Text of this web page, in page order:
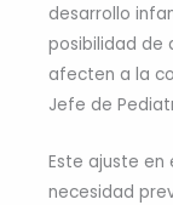
desarrollo
posibilidad de
afecten a la
Jefe de
Este ajuste en
necesidad